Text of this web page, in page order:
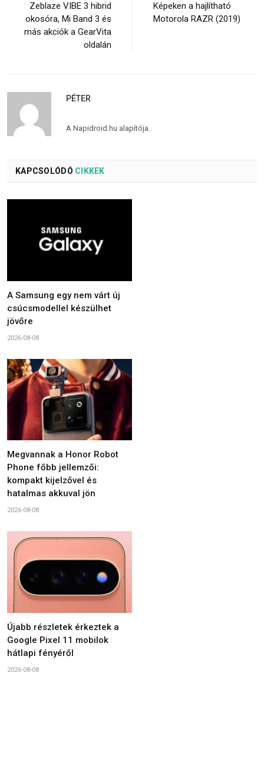
Zeblaze VIBE 3 hibrid
okosóra, Mi Band 3 és
más akciók a GearVita
oldalán
Képeken a hajlítható
Motorola RAZR (2019)
PÉTER
A Napidroid.hu alapítója.
KAPCSOLÓDÓ CIKKEK
A Samsung egy nem várt új
csúcsmodellel készülhet
jövőre
2026-08-08
Megvannak a Honor Robot
Phone főbb jellemzői:
kompakt kijelzővel és
hatalmas akkuval jön
2026-08-08
Újabb részletek érkeztek a
Google Pixel 11 mobilok
hátlapi fényéről
2026-08-08